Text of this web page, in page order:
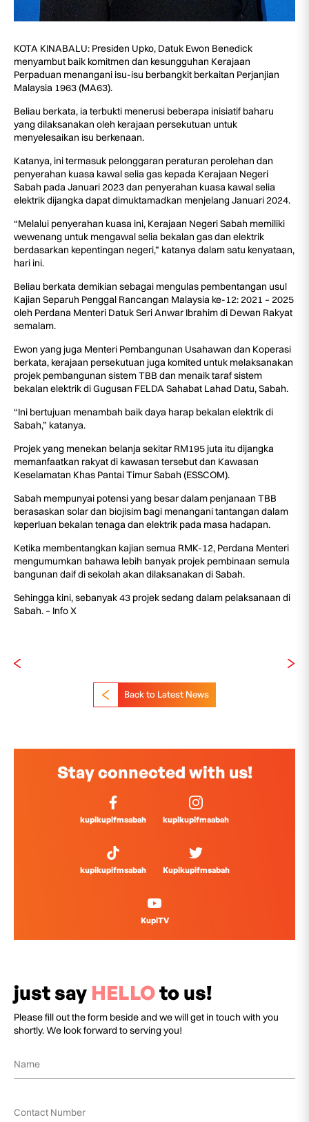
KOTA KINABALU: Presiden Upko, Datuk Ewon Benedick
menyambut baik komitmen dan kesungguhan Kerajaan
Perpaduan menangani isu-isu berbangkit berkaitan Perjanjian
Malaysia 1963 (MA63).
Beliau berkata, ia terbukti menerusi beberapa inisiatif baharu
yang dilaksanakan oleh kerajaan persekutuan untuk
menyelesaikan isu berkenaan.
Katanya, ini termasuk pelonggaran peraturan perolehan dan
penyerahan kuasa kawal selia gas kepada Kerajaan Negeri
Sabah pada Januari 2023 dan penyerahan kuasa kawal selia
elektrik dijangka dapat dimuktamadkan menjelang Januari 2024.
“Melalui penyerahan kuasa ini, Kerajaan Negeri Sabah memiliki
wewenang untuk mengawal selia bekalan gas dan elektrik
berdasarkan kepentingan negeri,” katanya dalam satu kenyataan,
hari ini.
Beliau berkata demikian sebagai mengulas pembentangan usul
Kajian Separuh Penggal Rancangan Malaysia ke-12: 2021 – 2025
oleh Perdana Menteri Datuk Seri Anwar Ibrahim di Dewan Rakyat
semalam.
Ewon yang juga Menteri Pembangunan Usahawan dan Koperasi
berkata, kerajaan persekutuan juga komited untuk melaksanakan
projek pembangunan sistem TBB dan menaik taraf sistem
bekalan elektrik di Gugusan FELDA Sahabat Lahad Datu, Sabah.
“Ini bertujuan menambah baik daya harap bekalan elektrik di
Sabah,” katanya.
Projek yang menekan belanja sekitar RM195 juta itu dijangka
memanfaatkan rakyat di kawasan tersebut dan Kawasan
Keselamatan Khas Pantai Timur Sabah (ESSCOM).
Sabah mempunyai potensi yang besar dalam penjanaan TBB
berasaskan solar dan biojisim bagi menangani tantangan dalam
keperluan bekalan tenaga dan elektrik pada masa hadapan.
Ketika membentangkan kajian semua RMK-12, Perdana Menteri
mengumumkan bahawa lebih banyak projek pembinaan semula
bangunan daif di sekolah akan dilaksanakan di Sabah.
Sehingga kini, sebanyak 43 projek sedang dalam pelaksanaan di
Sabah. – Info X
Back to Latest News
Stay connected with us!
kupikupifmsabah kupikupifmsabah
kupikupifmsabah Kupikupifmsabah
KupiTV
just say HELLOto us!
Please fill out the form beside and we will get in touch with you
shortly. We look forward to serving you!